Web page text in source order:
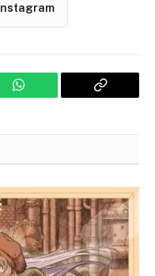
WhatsApp
Copy